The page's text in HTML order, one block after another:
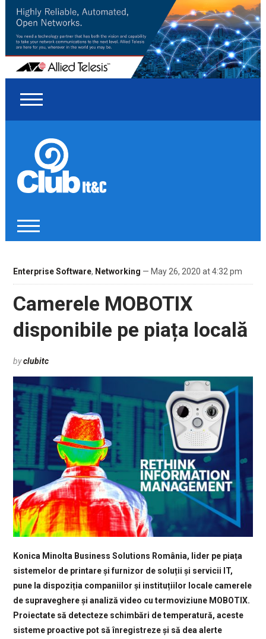
Enterprise Software, Networking — May 26, 2020 at 4:32 pm
Camerele MOBOTIX
disponibile pe piața locală
byclubitc
Konica Minolta Business Solutions România, lider pe piața
sistemelor de printare și furnizor de soluții și servicii IT,
pune la dispoziția companiilor și instituțiilor locale camerele
de supraveghere și analiză video cu termoviziune MOBOTIX.
Proiectate să detecteze schimbări de temperatură, aceste
sisteme proactive pot să înregistreze și să dea alerte